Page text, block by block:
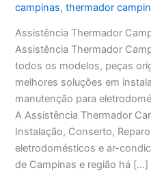
campinas,thermador
Assistência Thermador
Assistência Thermador
todos os modelos, peças
melhores soluções em
manutenção para
A Assistência Thermador
Instalação, Conserto,
eletrodomésticos e ar-
de Campinas e região há […]